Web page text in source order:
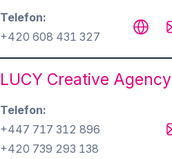
Telefon
+420 608 431 327
LUCY Creative Agency
Telefon
+447 717 312 896
+420 739 293 138